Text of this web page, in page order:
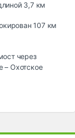
3,7 км
107 км
через
– Охотское